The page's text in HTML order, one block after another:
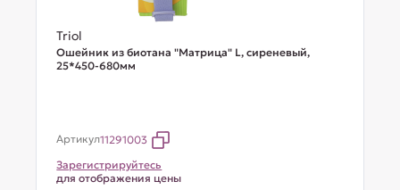
Triol
Ошейник из биотана "Матрица" L, сиреневый,
25*450-680мм
Артикул11291003
Зарегистрируйтесь
для отображения цены